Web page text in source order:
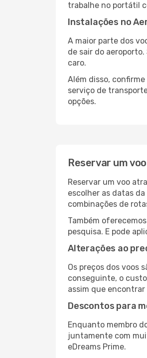
trabalhe no portátil
Instalações no
A maior parte dos
de sair do
caro.
Além disso,
serviço de
opções.
Reservar um
Reservar um voo
escolher as datas
combinações de
Também
pesquisa. E pode
Alterações ao
Os preços dos voos
conseguinte, o
assim que
Descontos para
Enquanto membro
juntamente com
eDreams Prime.